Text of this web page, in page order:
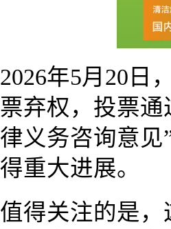
2026年5月20日
票弃权，投票
律义务咨询意
得重大进展。
值得关注的是